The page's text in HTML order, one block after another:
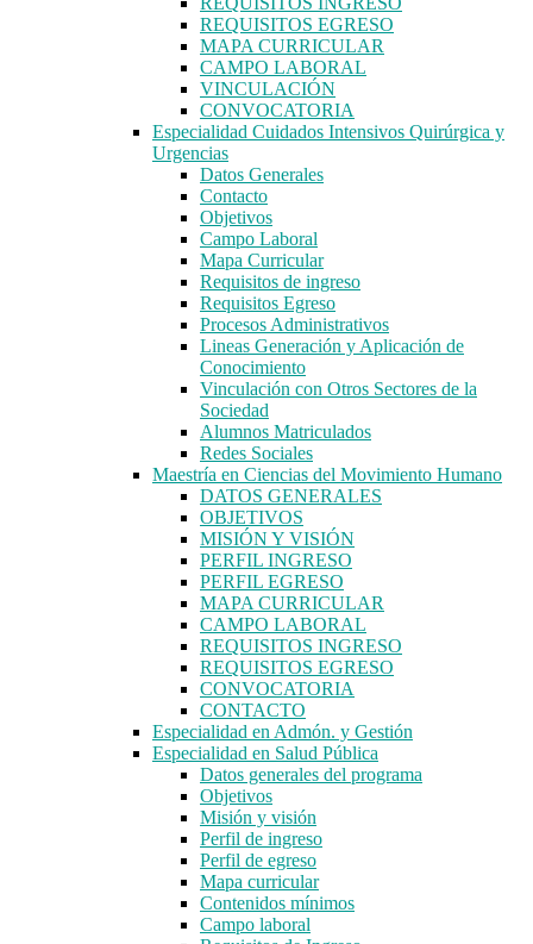
REQUISITOS EGRESO
MAPA CURRICULAR
CAMPO LABORAL
VINCULACIÓN
CONVOCATORIA
Especialidad Cuidados Intensivos Quirúrgica y
Urgencias
Datos Generales
Contacto
Objetivos
Campo Laboral
Mapa Curricular
Requisitos de ingreso
Requisitos Egreso
Procesos Administrativos
Lineas Generación y Aplicación de
Conocimiento
Vinculación con Otros Sectores de la
Sociedad
Alumnos Matriculados
Redes Sociales
Maestría en Ciencias del Movimiento Humano
DATOS GENERALES
OBJETIVOS
MISIÓN Y VISIÓN
PERFIL INGRESO
PERFIL EGRESO
MAPA CURRICULAR
CAMPO LABORAL
REQUISITOS INGRESO
REQUISITOS EGRESO
CONVOCATORIA
CONTACTO
Especialidad en Admón. y Gestión
Especialidad en Salud Pública
Datos generales del programa
Objetivos
Misión y visión
Perfil de ingreso
Perfil de egreso
Mapa curricular
Contenidos mínimos
Campo laboral